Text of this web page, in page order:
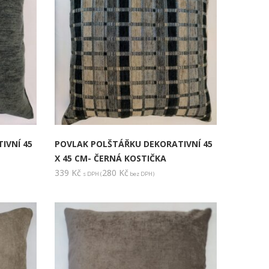
45
POVLAK POLŠTÁŘKU DEKORATIVNÍ 45
X 45 CM- ČERNÁ KOSTIČKA
339 Kč s DPH (280 Kč bez DPH)